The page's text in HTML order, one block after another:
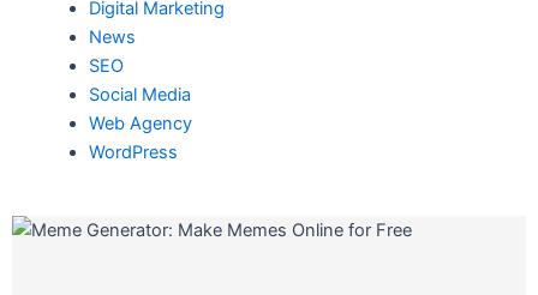
Digital Marketing
News
SEO
Social Media
Web Agency
WordPress